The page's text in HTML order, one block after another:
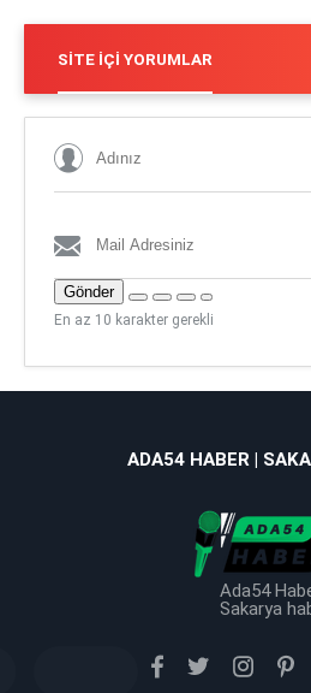
SITE İÇI YORUMLAR
Gönder
En az 10 karakter gerekli
ADA54 HABER |
Ada54
Sakarya